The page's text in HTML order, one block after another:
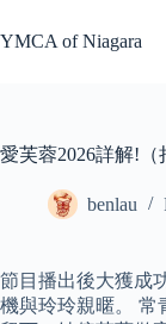
to
content
YMCA of Niagara
愛芙蓉2026詳解!（
benlau
節目播出後大獲成
機與玲玲親暱。 常